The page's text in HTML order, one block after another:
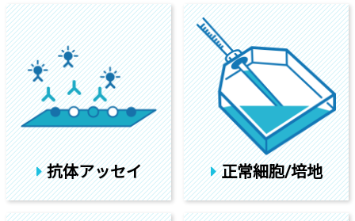
抗体アッセイ 正常細胞/培地